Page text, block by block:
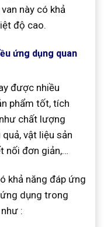
này có khả
độ cao.
ứng dụng quan
được nhiều
phẩm tốt, tích
chất lượng
vật liệu sản
nối đơn giản,…
khả năng đáp ứng
dụng trong
: